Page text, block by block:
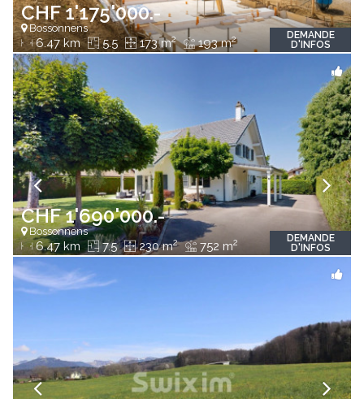
CHF 1'175'000.-
Bossonnens
6.47 km 5.5 173 m2 193 m2
DEMANDE
D'INFOS
CHF 1'690'000.-
Bossonnens
6.47 km 7.5 230 m2 752 m2
DEMANDE
D'INFOS